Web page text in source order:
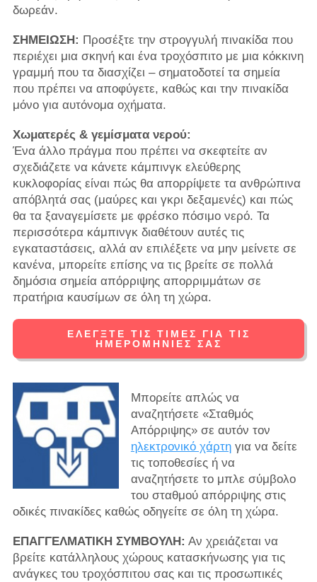
δωρεάν.
ΣΗΜΕΙΩΣΗ: Προσέξτε την στρογγυλή πινακίδα που
περιέχει μια σκηνή και ένα τροχόσπιτο με μια κόκκινη
γραμμή που τα διασχίζει – σηματοδοτεί τα σημεία
που πρέπει να αποφύγετε, καθώς και την πινακίδα
μόνο για αυτόνομα οχήματα.
Χωματερές & γεμίσματα νερού:
Ένα άλλο πράγμα που πρέπει να σκεφτείτε αν
σχεδιάζετε να κάνετε κάμπινγκ ελεύθερης
κυκλοφορίας είναι πώς θα απορρίψετε τα ανθρώπινα
απόβλητά σας (μαύρες και γκρι δεξαμενές) και πώς
θα τα ξαναγεμίσετε με φρέσκο ​​πόσιμο νερό. Τα
περισσότερα κάμπινγκ διαθέτουν αυτές τις
εγκαταστάσεις, αλλά αν επιλέξετε να μην μείνετε σε
κανένα, μπορείτε επίσης να τις βρείτε σε πολλά
δημόσια σημεία απόρριψης απορριμμάτων σε
πρατήρια καυσίμων σε όλη τη χώρα.
ΕΛΈΓΞΤΕ ΤΙΣ ΤΙΜΈΣ ΓΙΑ ΤΙΣ
ΗΜΕΡΟΜΗΝΊΕΣ ΣΑΣ
Μπορείτε απλώς να
αναζητήσετε «Σταθμός
Απόρριψης» σε αυτόν τον
ηλεκτρονικό χάρτηγια να δείτε
τις τοποθεσίες ή να
αναζητήσετε το μπλε σύμβολο
του σταθμού απόρριψης στις
οδικές πινακίδες καθώς οδηγείτε σε όλη τη χώρα.
ΕΠΑΓΓΕΛΜΑΤΙΚΗ ΣΥΜΒΟΥΛΗ: Αν χρειάζεται να
βρείτε κατάλληλους χώρους κατασκήνωσης για τις
ανάγκες του τροχόσπιτου σας και τις προσωπικές